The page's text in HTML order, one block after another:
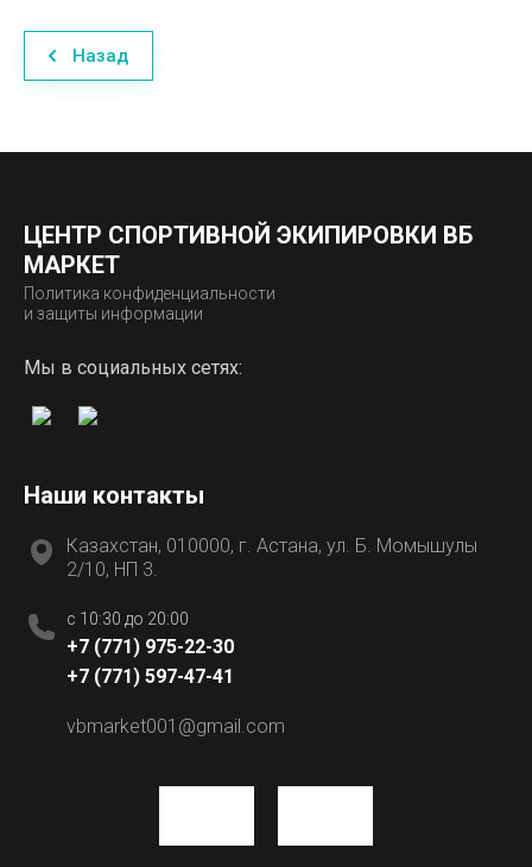
Назад
ЦЕНТР СПОРТИВНОЙ ЭКИПИРОВКИ ВБ
МАРКЕТ
Политика конфиденциальности
и защиты информации
Мы в социальных сетях:
Наши контакты
Казахстан, 010000, г. Астана, ул. Б. Момышулы
2/10, НП 3.
c 10:30 до 20:00
+7 (771) 975-22-30
+7 (771) 597-47-41
vbmarket001@gmail.com